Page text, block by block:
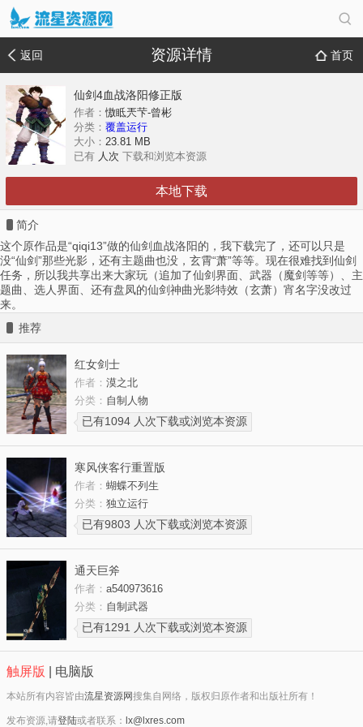
返回 资源详情 首页
仙剑4血战洛阳修正版
作者： 慠眡兲芐-曾彬
分类： 覆盖运行
大小： 23.81 MB
已有 人次 下载和浏览本资源
本地下载
简介
这个原作品是“qiqi13”做的仙剑血战洛阳的，我下载完了，还可以只是
没“仙剑”那些光影，还有主题曲也没，玄霄“萧”等等。现在很难找到仙剑
任务，所以我共享出来大家玩（追加了仙剑界面、武器（魔剑等等）、主
题曲、选人界面、还有盘凤的仙剑神曲光影特效（玄萧）宵名字没改过
来。
推荐
红女剑士
作者： 漠之北
分类： 自制人物
已有1094 人次下载或浏览本资源
寒风侠客行重置版
作者： 蝴蝶不列生
分类： 独立运行
已有9803 人次下载或浏览本资源
通天巨斧
作者： a540973616
分类： 自制武器
已有1291 人次下载或浏览本资源
触屏版 电脑版
本站所有内容皆由流星资源网搜集自网络，版权归原作者和出版社所有！
发布资源,请登陆或者联系： lx@lxres.com